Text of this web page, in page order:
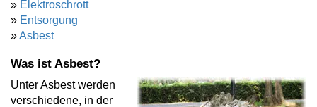
» Elektroschrott
» Entsorgung
»Asbest
Was ist Asbest?
Unter Asbest werden
verschiedene, in der